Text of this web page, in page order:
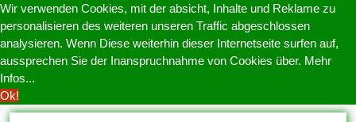
Wir verwenden Cookies, mit der absicht, Inhalte und Reklame zu
personalisieren des weiteren unseren Traffic abgeschlossen
analysieren. Wenn Diese weiterhin dieser Internetseite surfen auf,
aussprechen Sie der Inanspruchnahme von Cookies über. Mehr
Infos...
Ok!